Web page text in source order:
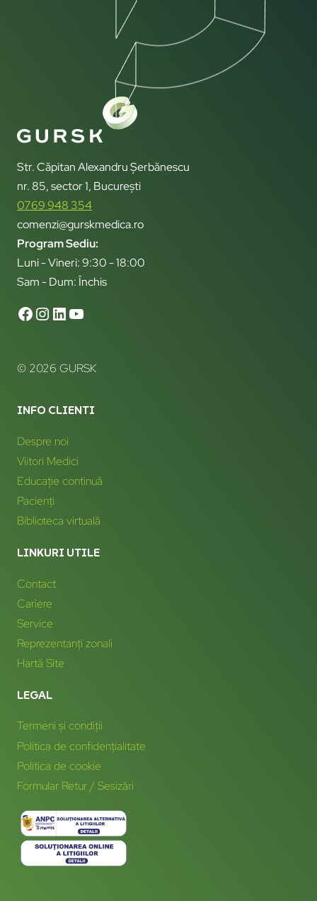
Str. Căpitan Alexandru Șerbănescu
nr. 85, sector 1, București
0769 948 354
comenzi@gurskmedica.ro
Program Sediu:
Luni - Vineri: 9:30 - 18:00
Sam - Dum: Închis
© 2026 GURSK
INFO CLIENTI
Despre noi
Viitori Medici
Educație continuă
Pacienți
Biblioteca virtuală
LINKURI UTILE
Contact
Cariere
Service
Reprezentanți zonali
Hartă Site
LEGAL
Termeni și condiții
Politica de confidențialitate
Politica de cookie
Formular Retur / Sesizări